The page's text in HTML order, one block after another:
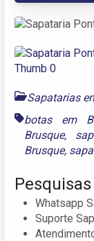
Sapatarias
botas em
Brusque,
Brusque,
Whatsapp
Suporte